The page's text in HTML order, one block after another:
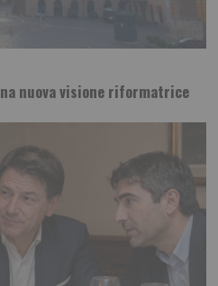
nuova visione riformatrice